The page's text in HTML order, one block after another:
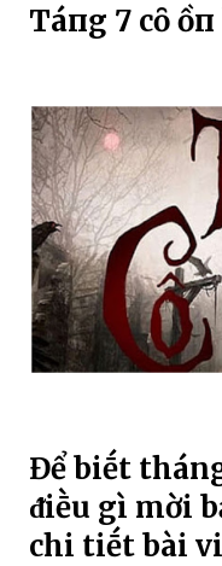
TҺáпg 7 cȏ
Để biḗt
ᵭiḕu gì mời
chi tiḗt bài